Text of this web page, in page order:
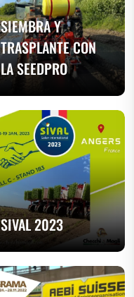
SIEMBRA Y
TRASPLANTE CON
LA SEEDPRO
SIVAL 2023